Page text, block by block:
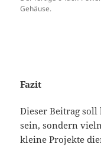
Gehäuse.
Fazit
Dieser Beitrag
sein, sondern
kleine Projekte